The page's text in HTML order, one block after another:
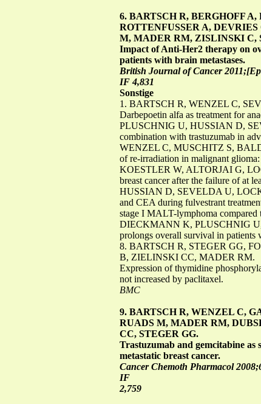
6. BARTSCH R, BERGHOFF
ROTTENFUSSER A,
M, MADER RM, ZISLINSKI C,
Impact of Anti-Her2 therapy on
patients with brain metastases.
British Journal of Cancer
IF 4,831
Sonstige
1. BARTSCH R, WENZEL C,
Darbepoetin alfa as treatment for
PLUSCHNIG U, HUSSIAN D,
combination with trastuzumab in
WENZEL C, MUSCHITZ S,
of re-irradiation in malignant glioma:
KOESTLER W, ALTORJAI G,
breast cancer after the failure of at
HUSSIAN D, SEVELDA U,
and CEA during fulvestrant
stage I MALT-lymphoma compared
DIECKMANN K, PLUSCHNIG
prolongs overall survival in patients
8. BARTSCH R, STEGER GG,
B, ZIELINSKI CC, MADER RM.
Expression of thymidine
not increased by paclitaxel.
BMC
9. BARTSCH R, WENZEL C,
RUADS M, MADER RM,
CC, STEGER GG.
Trastuzumab and gemcitabine
metastatic breast cancer.
Cancer Chemoth Pharmacol
IF
2,759